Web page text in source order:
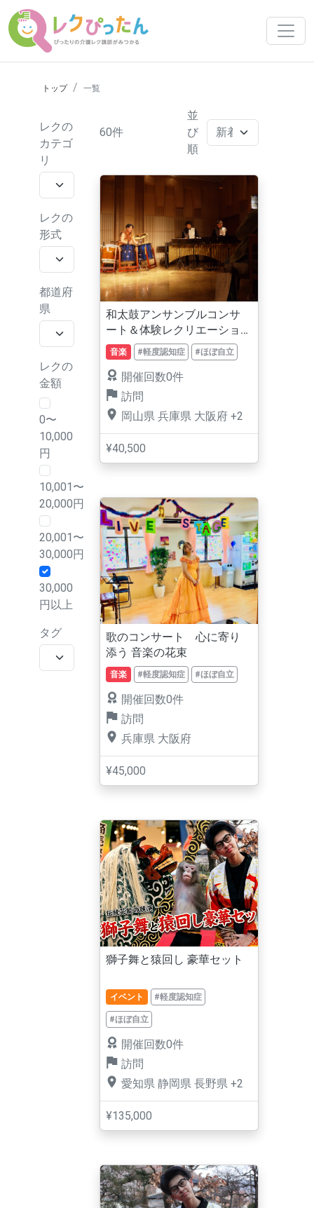
トップ 一覧
レクの
カテゴ
リ
レクの
形式
都道府
県
レクの
金額
0〜
10,000
円
10,001〜
20,000円
20,001〜
30,000円
30,000
円以上
タグ
60件
並
び
順
和太鼓アンサンブルコンサ
ート＆体験レクリエーショ
ン音楽 #軽度認知症 #ほぼ自立
開催回数0件
訪問
岡山県 兵庫県 大阪府 +2
¥40,500
歌のコンサート 心に寄り
添う 音楽の花束
音楽 #軽度認知症 #ほぼ自立
開催回数0件
訪問
兵庫県 大阪府
¥45,000
獅子舞と猿回し 豪華セット
イベント #軽度認知症
#ほぼ自立
開催回数0件
訪問
愛知県 静岡県 長野県 +2
¥135,000